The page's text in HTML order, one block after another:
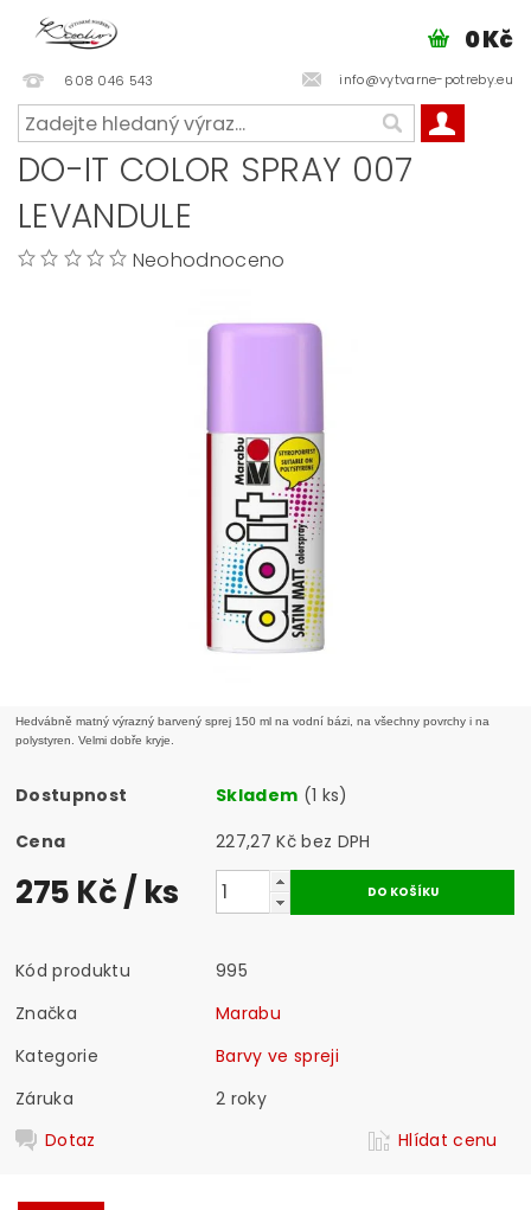
608 046 543 info@vytvarne-potreby.eu
0 Kč
DO-IT COLOR SPRAY 007
LEVANDULE
Neohodnoceno
Hedvábně matný výrazný barvený sprej 150 ml na vodní bázi, na všechny povrchy i na
polystyren. Velmi dobře kryje.
Dostupnost Skladem (1 ks)
Cena
227,27 Kč bez DPH
275 Kč/ ks
Kód produktu
995
Značka
Marabu
Kategorie
Barvy ve spreji
Záruka
2 roky
Dotaz
Hlídat cenu